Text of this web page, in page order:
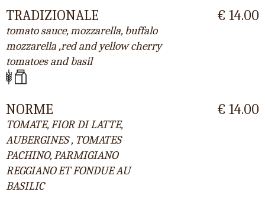
TRADIZIONALE
tomato sauce, mozzarella, buffalo
mozzarella ,red and yellow cherry
tomatoes and basil
€ 14.00
NORME
TOMATE, FIOR DI LATTE,
AUBERGINES , TOMATES
PACHINO, PARMIGIANO
REGGIANO ET FONDUE AU
BASILIC
€ 14.00